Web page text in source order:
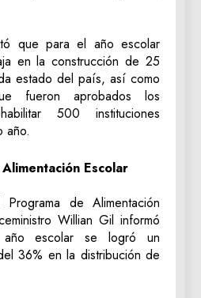
que para el año escolar
en la construcción de 25
estado del país, así como
fueron aprobados los
500 instituciones
año.
Escolar
de Alimentación
Willian Gil informó
escolar se logró un
36% en la distribución de